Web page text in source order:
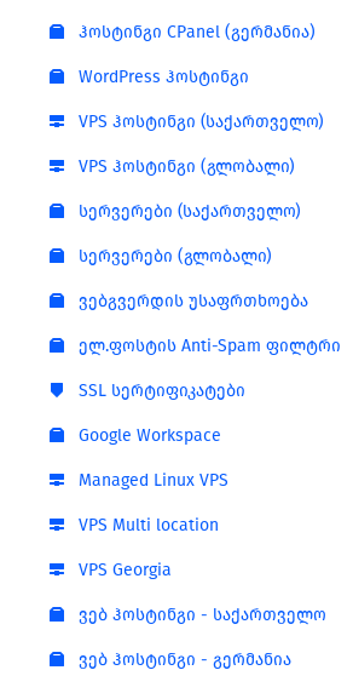
ჰოსტინგი CPanel (გერმანია)
WordPress ჰოსტინგი
VPS ჰოსტინგი (საქართველო)
VPS ჰოსტინგი (გლობალი)
სერვერები (საქართველო)
სერვერები (გლობალი)
ვებგვერდის უსაფრთხოება
ელ.ფოსტის Anti-Spam ფილტრი
SSL სერტიფიკატები
Google Workspace
Managed Linux VPS
VPS Multi location
VPS Georgia
ვებ ჰოსტინგი - საქართველო
ვებ ჰოსტინგი - გერმანია